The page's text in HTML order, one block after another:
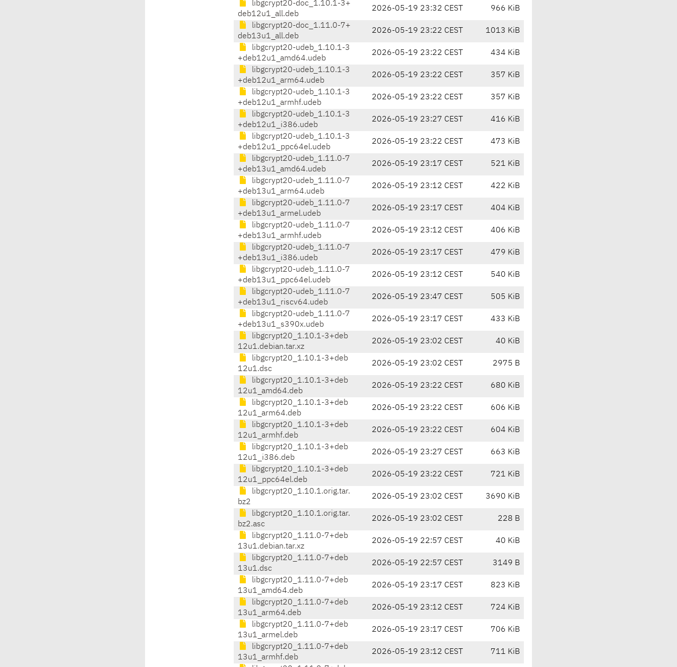
libgcrypt20-doc_1.10.1-3+
deb12u1_all.deb
2026-05-19 23:32 CEST 966 KiB
libgcrypt20-doc_1.11.0-7+
deb13u1_all.deb
2026-05-19 23:22 CEST 1013 KiB
libgcrypt20-udeb_1.10.1-3
+deb12u1_amd64.udeb
2026-05-19 23:22 CEST 434 KiB
libgcrypt20-udeb_1.10.1-3
+deb12u1_arm64.udeb
2026-05-19 23:22 CEST 357 KiB
libgcrypt20-udeb_1.10.1-3
+deb12u1_armhf.udeb
2026-05-19 23:22 CEST 357 KiB
libgcrypt20-udeb_1.10.1-3
+deb12u1_i386.udeb
2026-05-19 23:27 CEST 416 KiB
libgcrypt20-udeb_1.10.1-3
+deb12u1_ppc64el.udeb
2026-05-19 23:22 CEST 473 KiB
libgcrypt20-udeb_1.11.0-7
+deb13u1_amd64.udeb
2026-05-19 23:17 CEST 521 KiB
libgcrypt20-udeb_1.11.0-7
+deb13u1_arm64.udeb
2026-05-19 23:12 CEST 422 KiB
libgcrypt20-udeb_1.11.0-7
+deb13u1_armel.udeb
2026-05-19 23:17 CEST 404 KiB
libgcrypt20-udeb_1.11.0-7
+deb13u1_armhf.udeb
2026-05-19 23:12 CEST 406 KiB
libgcrypt20-udeb_1.11.0-7
+deb13u1_i386.udeb
2026-05-19 23:17 CEST 479 KiB
libgcrypt20-udeb_1.11.0-7
+deb13u1_ppc64el.udeb
2026-05-19 23:12 CEST 540 KiB
libgcrypt20-udeb_1.11.0-7
+deb13u1_riscv64.udeb
2026-05-19 23:47 CEST 505 KiB
libgcrypt20-udeb_1.11.0-7
+deb13u1_s390x.udeb
2026-05-19 23:17 CEST 433 KiB
libgcrypt20_1.10.1-3+deb
12u1.debian.tar.xz
2026-05-19 23:02 CEST 40 KiB
libgcrypt20_1.10.1-3+deb
12u1.dsc
2026-05-19 23:02 CEST 2975 B
libgcrypt20_1.10.1-3+deb
12u1_amd64.deb
2026-05-19 23:22 CEST 680 KiB
libgcrypt20_1.10.1-3+deb
12u1_arm64.deb
2026-05-19 23:22 CEST 606 KiB
libgcrypt20_1.10.1-3+deb
12u1_armhf.deb
2026-05-19 23:22 CEST 604 KiB
libgcrypt20_1.10.1-3+deb
12u1_i386.deb
2026-05-19 23:27 CEST 663 KiB
libgcrypt20_1.10.1-3+deb
12u1_ppc64el.deb
2026-05-19 23:22 CEST 721 KiB
libgcrypt20_1.10.1.orig.tar.
bz2
2026-05-19 23:02 CEST 3690 KiB
libgcrypt20_1.10.1.orig.tar.
bz2.asc
2026-05-19 23:02 CEST 228 B
libgcrypt20_1.11.0-7+deb
13u1.debian.tar.xz
2026-05-19 22:57 CEST 40 KiB
libgcrypt20_1.11.0-7+deb
13u1.dsc
2026-05-19 22:57 CEST 3149 B
libgcrypt20_1.11.0-7+deb
13u1_amd64.deb
2026-05-19 23:17 CEST 823 KiB
libgcrypt20_1.11.0-7+deb
13u1_arm64.deb
2026-05-19 23:12 CEST 724 KiB
libgcrypt20_1.11.0-7+deb
13u1_armel.deb
2026-05-19 23:17 CEST 706 KiB
libgcrypt20_1.11.0-7+deb
13u1_armhf.deb
2026-05-19 23:12 CEST 711 KiB